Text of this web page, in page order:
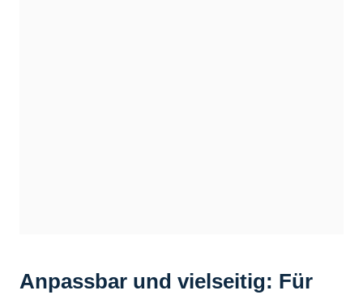
Anpassbar und vielseitig: Für